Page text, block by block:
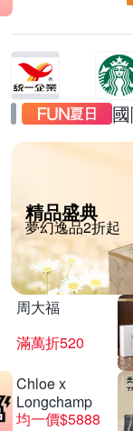
精品盛典
夢幻逸品2折起
周大福
滿萬折520
Chloe x
Longchamp
均一價$5888